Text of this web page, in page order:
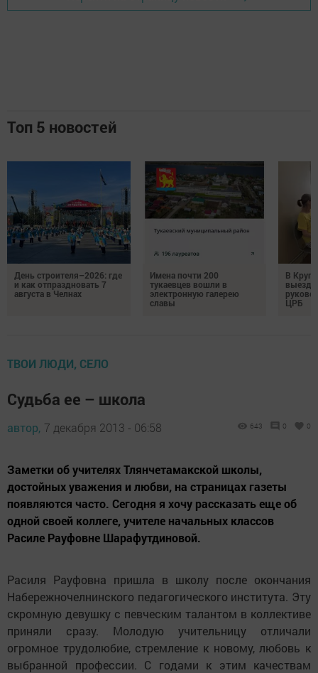
Топ 5 новостей
День строителя–2026: где
и как отпраздновать 7
августа в Челнах
Имена почти 200
тукаевцев вошли в
электронную галерею
славы
В
ЦРБ
ТВОИ ЛЮДИ, СЕЛО
Судьба ее – школа
автор, 7 декабря 2013 - 06:58 643 0 0
Заметки об учителях Тлянчетамакской школы,
достойных уважения и любви, на страницах газеты
появляются часто. Сегодня я хочу рассказать еще об
одной своей коллеге, учителе начальных классов
Расиле Рауфовне Шарафутдиновой.
Расиля Рауфовна пришла в школу после окончания
Набережночелнинского педагогического института. Эту
скромную девушку с певческим талантом в коллективе
приняли сразу. Молодую учительницу отличали
огромное трудолюбие, стремление к новому, любовь к
выбранной профессии. С годами к этим качествам